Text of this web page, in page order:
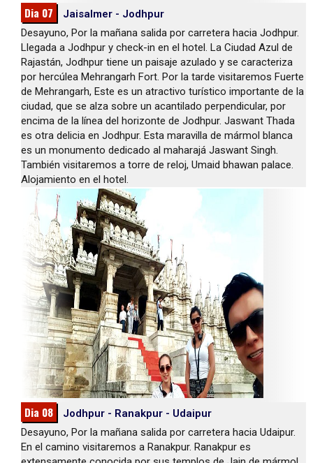
Dia 07
Jaisalmer - Jodhpur
Desayuno, Por la mañana salida por carretera hacia Jodhpur.
Llegada a Jodhpur y check-in en el hotel. La Ciudad Azul de
Rajastán, Jodhpur tiene un paisaje azulado y se caracteriza
por hercúlea Mehrangarh Fort. Por la tarde visitaremos Fuerte
de Mehrangarh, Este es un atractivo turístico importante de la
ciudad, que se alza sobre un acantilado perpendicular, por
encima de la línea del horizonte de Jodhpur. Jaswant Thada
es otra delicia en Jodhpur. Esta maravilla de mármol blanca
es un monumento dedicado al maharajá Jaswant Singh.
También visitaremos a torre de reloj, Umaid bhawan palace.
Alojamiento en el hotel.
Dia 08
Jodhpur - Ranakpur - Udaipur
Desayuno, Por la mañana salida por carretera hacia Udaipur.
En el camino visitaremos a Ranakpur. Ranakpur es